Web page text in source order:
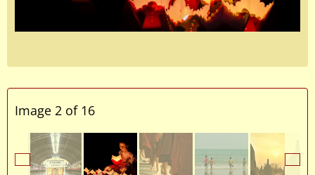
Image 2 of 16